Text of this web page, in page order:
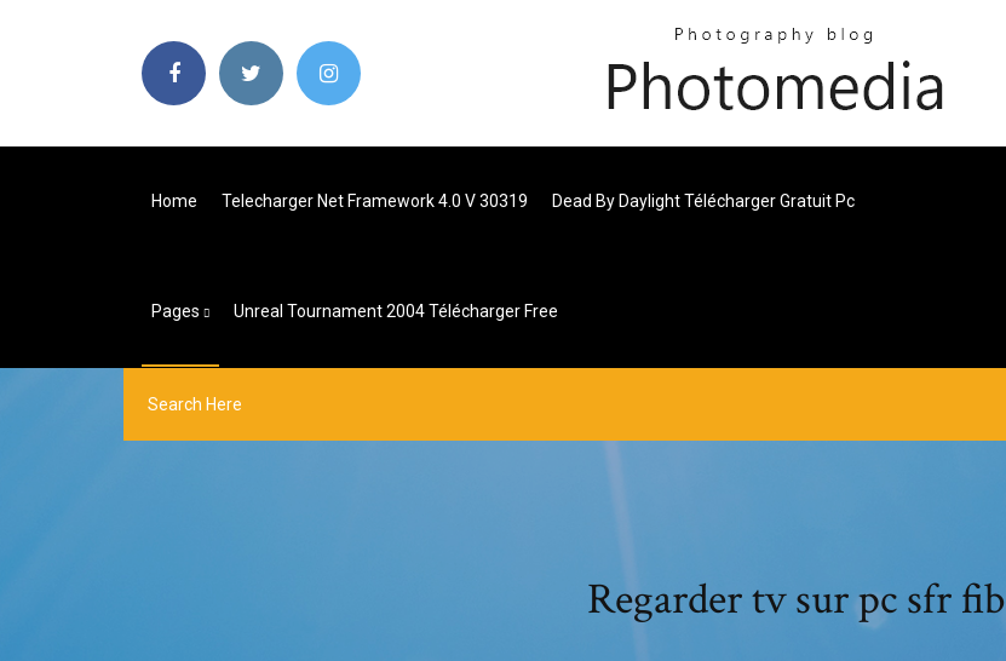
Home Telecharger Net Framework 4.0 V 30319 Dead By Daylight Télécharger Gratuit Pc
Pages Unreal Tournament 2004 Télécharger Free
Regarder tv sur pc sfr